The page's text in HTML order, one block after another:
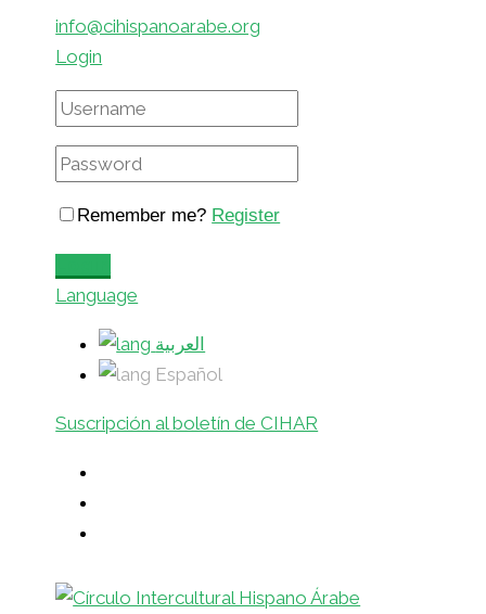
info@cihispanoarabe.org
Login
Remember me? Register
Language
العربية
Español
Suscripción al boletín de CIHAR